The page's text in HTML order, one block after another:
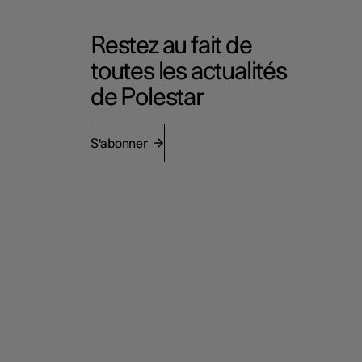
Restez au fait de
toutes les actualités
de Polestar
S'abonner